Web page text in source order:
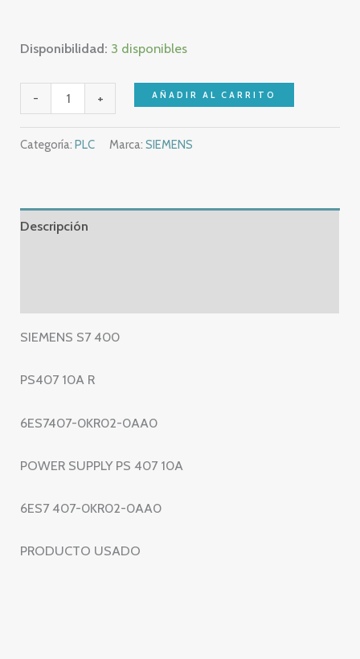
Disponibilidad: 3 disponibles
-
SIEMENS
S7
400
–
POWER
SUPPLY
6ES7
0KR02-
cantidad
+ AÑADIR AL CARRITO
Categoría:PLC Marca:SIEMENS
Descripción
SIEMENS S7 400
PS407 10A R
6ES7407-0KR02-0AA0
POWER SUPPLY PS 407 10A
6ES7 407-0KR02-0AA0
PRODUCTO USADO